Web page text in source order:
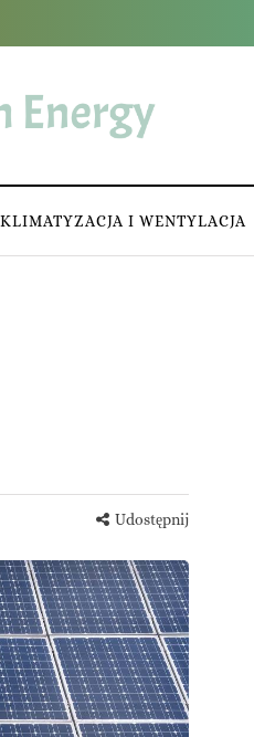
KLIMATYZACJA I WENTYLACJA
Udostępnij